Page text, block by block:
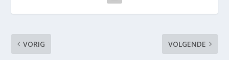
VORIG VOLGENDE